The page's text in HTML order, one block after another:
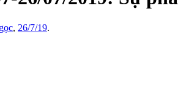
, 26/7/19.